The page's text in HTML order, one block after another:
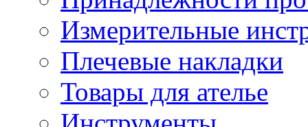
Измерительные
Плечевые накладки
Товары для ателье